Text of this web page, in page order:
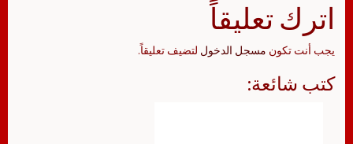
اترك تعليقاً
يجب أنت تكون مسجل الدخول لتضيف تعليقاً.
كتب شائعة: